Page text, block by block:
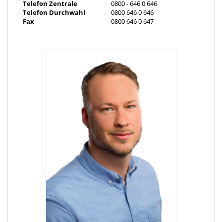
Die Wohnfläche der Drei-Zimmer-Erdgeschosswohnung beläuft
Die darüberliegende Fünf-Zimmer-Maisonette-Wohnung im
1.Obergeschoss verläuft über den ausgebauten Dachboden und
besitzt eine Wohnfläche von 83,67m². Mit zwei Badezimmer,
welche jeweils eine Badewanne oder eine Dusche vorweisen,
einem Balkon im Wohnzimmer und einer neuwertigen
Einbauküche bietet die Wohnung alles was das gemeinsame
Familienleben voraussetzt.
Ein besonderes Highlight stellt der Garten dar. Rundum grün
umwachsen mit einer Terrasse findet sich hier ausreichend Platz
für sämtliche Kinder- und Elternträumen. Ob Swimmingpool
oder Trampolin, Outdoorküche oder Feuerplatz, das entscheiden
Sie. Platz ist jedenfalls ausreichend vorhanden.
Telefon Zentrale
0800 - 646 0 646
Telefon Durchwahl
0800 646 0 646
Fax
0800 646 0 647